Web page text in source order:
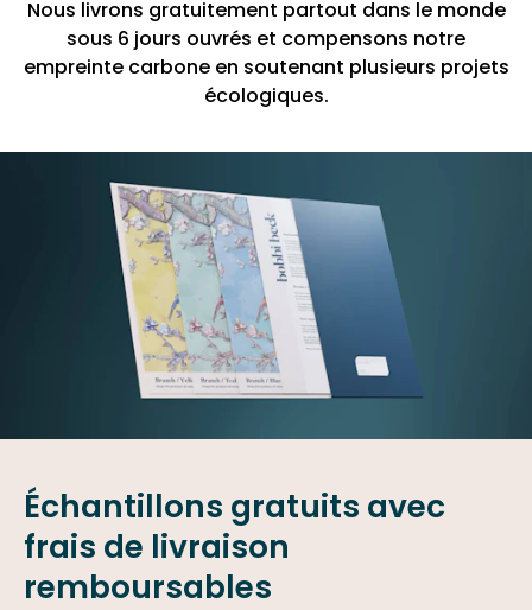
Nous livrons gratuitement partout dans le monde
sous 6 jours ouvrés et compensons notre
empreinte carbone en soutenant plusieurs projets
écologiques.
Échantillons gratuits avec
frais de livraison
remboursables